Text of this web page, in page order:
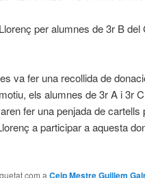
per alumnes de 3r B
va fer una recollida de
els alumnes de 3r A i 3r
fer una penjada de cartells
a participar a aquesta
com a Ceip Mestre Guillem